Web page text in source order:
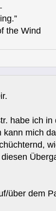
the Wind
habe ich
mich
über dem